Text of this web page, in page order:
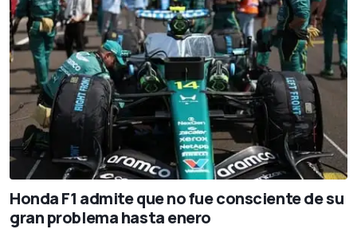
Honda F1 admite que no fue consciente de su
gran problema hasta enero